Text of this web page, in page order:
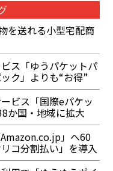
を送れる小型宅配商
ス「ゆうパケットパ
ク」よりも“お得”
ビス「国際eパケッ
か国・地域に拡大
」へ60
コ分割払い」を導入